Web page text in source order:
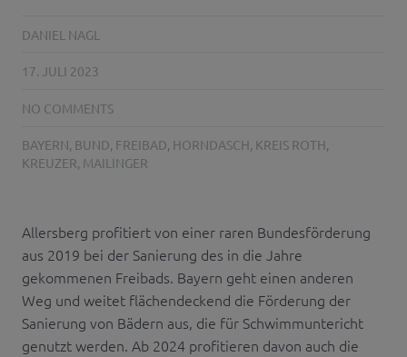
DANIEL NAGL
17. JULI 2023
NO COMMENTS
BAYERN, BUND, FREIBAD, HORNDASCH, KREIS ROTH,
KREUZER, MAILINGER
Allersberg profitiert von einer raren Bundesförderung
aus 2019 bei der Sanierung des in die Jahre
gekommenen Freibads. Bayern geht einen anderen
Weg und weitet flächendeckend die Förderung der
Sanierung von Bädern aus, die für Schwimmuntericht
genutzt werden. Ab 2024 profitieren davon auch die